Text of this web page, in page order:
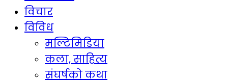
विचार
विविध
मल्टिमिडिया
कला, साहित्य
संघर्षको कथा